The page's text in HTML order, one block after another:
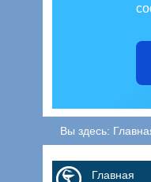
Вы здесь:
Главная